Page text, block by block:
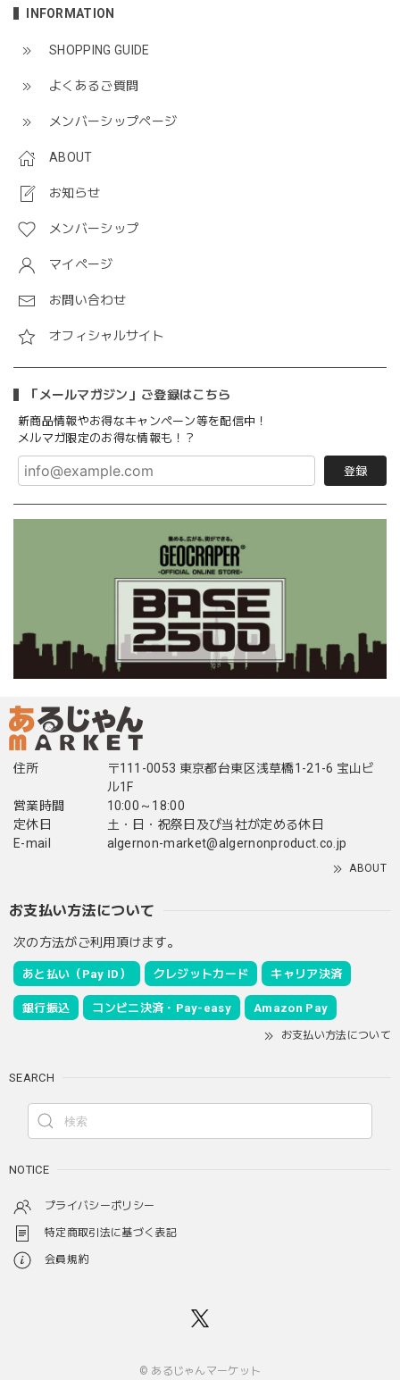
INFORMATION
SHOPPING GUIDE
よくあるご質問
メンバーシップページ
ABOUT
お知らせ
メンバーシップ
マイページ
お問い合わせ
オフィシャルサイト
「メールマガジン」ご登録はこちら
新商品情報やお得なキャンペーン等を配信中！
メルマガ限定のお得な情報も！？
登録
住所
〒111-0053 東京都台東区浅草橋1-21-6 宝山ビ
ル1F
営業時間
10:00～18:00
定休日
土・日・祝祭日及び当社が定める休日
E-mail
algernon-market@algernonproduct.co.jp
ABOUT
お支払い方法について
次の方法がご利用頂けます。
あと払い（Pay ID） クレジットカード キャリア決済
銀行振込 コンビニ決済・Pay-easy Amazon Pay
お支払い方法について
SEARCH
NOTICE
プライバシーポリシー
特定商取引法に基づく表記
会員規約
© あるじゃんマーケット